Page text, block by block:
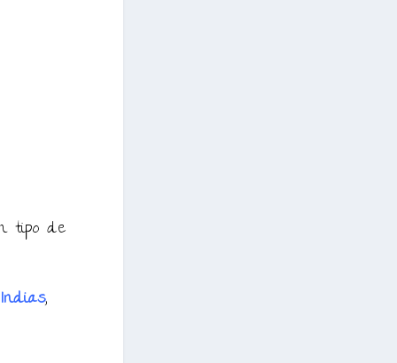
tipo de
,